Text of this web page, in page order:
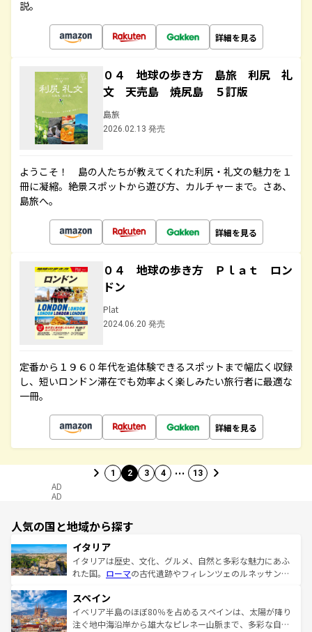
説。
詳細を見る
０４ 地球の歩き方 島旅 利尻 礼
文 天売島 焼尻島 ５訂版
島旅
2026.02.13 発売
ようこそ！ 島の人たちが教えてくれた利尻・礼文の魅力を１
冊に凝縮。絶景スポットから遊び方、カルチャーまで。さあ、
島旅へ。
詳細を見る
０４ 地球の歩き方 Ｐｌａｔ ロン
ドン
Plat
2024.06.20 発売
定番から１９６０年代を追体験できるスポットまで幅広く収録
し、短いロンドン滞在でも効率よく楽しみたい旅行者に最適な
一冊。
詳細を見る
1 2 3 4 … 13
AD
AD
人気の国と地域から探す
イタリア
イタリアは歴史、文化、グルメ、自然と多彩な魅力にあふ
れた国。 ローマの古代遺跡やフィレンツェのルネッサンス
ろん、トスカーナの美しい田園風景やアマルフィ海岸の絶
景など、自然景観も見逃せない。観光の合間には、本場の
ピザやパスタなど、絶品のイタリア料理を堪能することも
スペイン
イベリア半島のほぼ80％を占めるスペインは、太陽が降り
注ぐ地中海沿岸から雄大なピレネー山脈まで、多彩な自然